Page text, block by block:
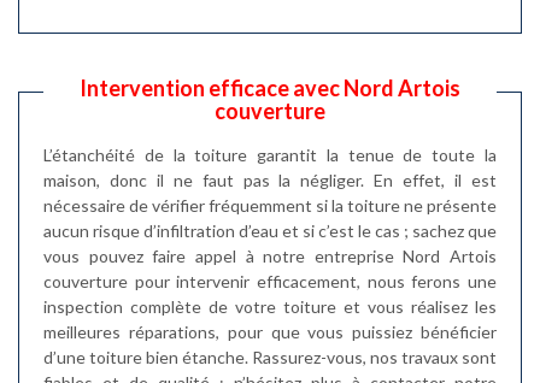
Intervention efficace avec Nord Artois
couverture
L’étanchéité de la toiture garantit la tenue de toute la
maison, donc il ne faut pas la négliger. En effet, il est
nécessaire de vérifier fréquemment si la toiture ne présente
aucun risque d’infiltration d’eau et si c’est le cas ; sachez que
vous pouvez faire appel à notre entreprise Nord Artois
couverture pour intervenir efficacement, nous ferons une
inspection complète de votre toiture et vous réalisez les
meilleures réparations, pour que vous puissiez bénéficier
d’une toiture bien étanche. Rassurez-vous, nos travaux sont